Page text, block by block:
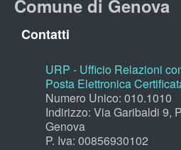
Comune di Genova
Contatti
URP - Ufficio Relazioni
Posta Elettronica
Numero Unico: 010.1010
Indirizzo: Via Garibaldi 9,
Genova
P. Iva: 00856930102